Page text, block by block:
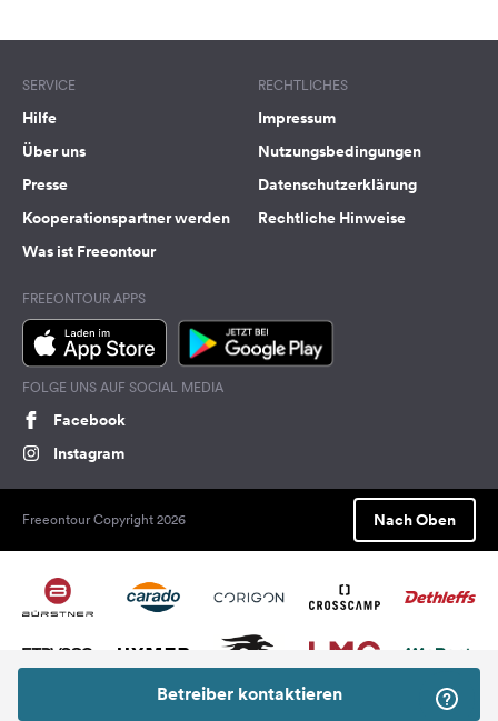
Betreiber kontaktieren
SERVICE
Hilfe
Über uns
Presse
Kooperationspartner werden
Was ist Freeontour
RECHTLICHES
Impressum
Nutzungsbedingungen
Datenschutzerklärung
Rechtliche Hinweise
FREEONTOUR APPS
FOLGE UNS AUF SOCIAL MEDIA
Facebook
Instagram
Freeontour Copyright 2026 Nach Oben